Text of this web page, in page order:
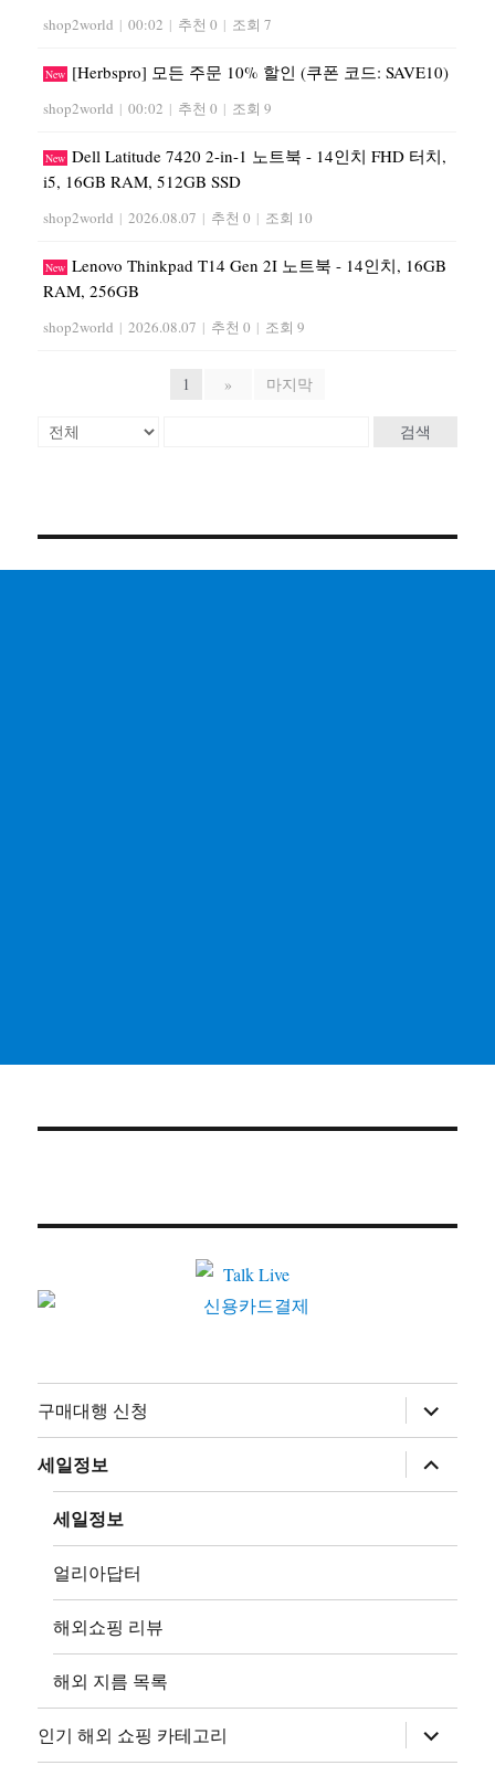
shop2world | 00:02 | 추천 0 | 조회 7
New [Herbspro] 모든 주문 10% 할인 (쿠폰 코드: SAVE10)
shop2world | 00:02 | 추천 0 | 조회 9
New Dell Latitude 7420 2-in-1 노트북 - 14인치 FHD 터치,
i5, 16GB RAM, 512GB SSD
shop2world | 2026.08.07 | 추천 0 | 조회 10
New Lenovo Thinkpad T14 Gen 2I 노트북 - 14인치, 16GB
RAM, 256GB
shop2world | 2026.08.07 | 추천 0 | 조회 9
1 » 마지막
검색
구매대행 신청
하
위
메
뉴
확
장
세일정보
하
위
메
장
세일정보
얼리아답터
해외쇼핑 리뷰
해외 지름 목록
인기 해외 쇼핑 카테고리
하
위
메